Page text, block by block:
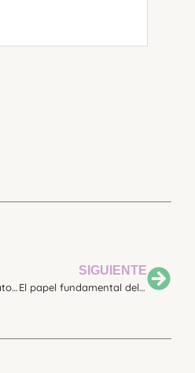
Alimentación en neonatos: Cómo los logopedas podemos marcar la diferencia
SIGUIENTE
El papel fundamental del logopeda neonatal para conseguir la alimentación con pecho materno en bebés prematuros